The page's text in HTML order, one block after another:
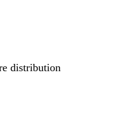
distribution